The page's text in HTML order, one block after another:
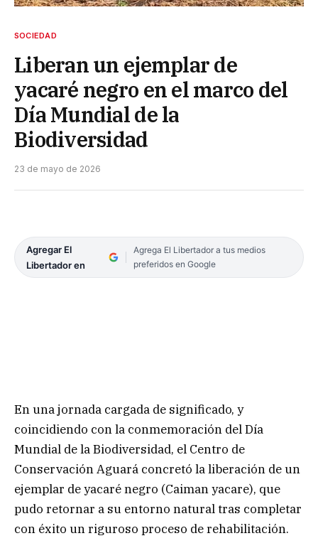
SOCIEDAD
Liberan un ejemplar de
yacaré negro en el marco del
Día Mundial de la
Biodiversidad
23 de mayo de 2026
Agregar El
Libertador en
Agrega El Libertador a tus medios
preferidos en Google
En una jornada cargada de significado, y
coincidiendo con la conmemoración del Día
Mundial de la Biodiversidad, el Centro de
Conservación Aguará concretó la liberación de un
ejemplar de yacaré negro (Caiman yacare), que
pudo retornar a su entorno natural tras completar
con éxito un riguroso proceso de rehabilitación.